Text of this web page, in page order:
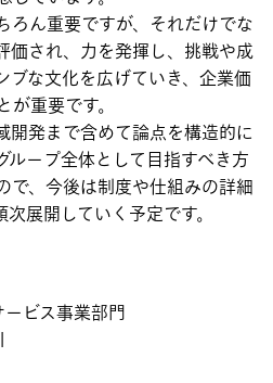
ろん重要ですが、それだけでな
価され、力を発揮し、挑戦や成
ブな文化を広げていき、企業価
重要です。
開発まで含めて論点を構造的に
ループ全体として目指すべき方
で、今後は制度や仕組みの詳細
展開していく予定です。
ービス事業部門